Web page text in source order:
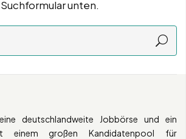
Suchformular unten.
deutschlandweite Jobbörse und ein
einem großen Kandidatenpool für